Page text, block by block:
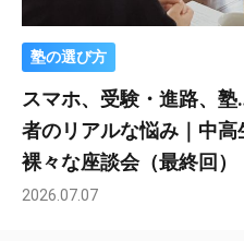
塾の選び方
スマホ、受験・進路、
者のリアルな悩み｜中
裸々な座談会（最終回）
2026.07.07